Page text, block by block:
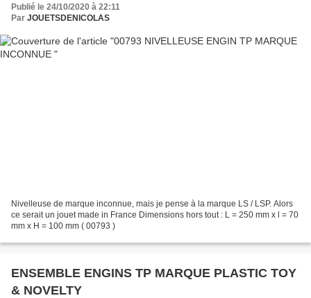
Publié le 24/10/2020 à 22:11
Par JOUETSDENICOLAS
Nivelleuse de marque inconnue, mais je pense à la marque LS / LSP. Alors
ce serait un jouet made in France Dimensions hors tout : L = 250 mm x l = 70
mm x H = 100 mm ( 00793 )
ENSEMBLE ENGINS TP MARQUE PLASTIC TOY
& NOVELTY